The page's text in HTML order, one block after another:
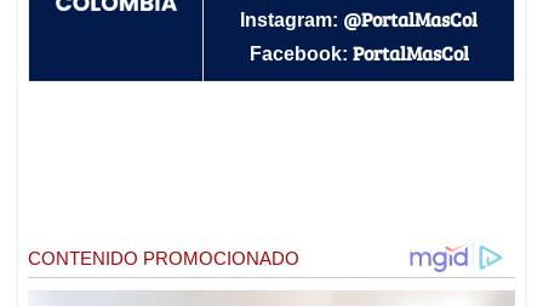
Instagram: @PortalMasCol
Facebook: PortalMasCol